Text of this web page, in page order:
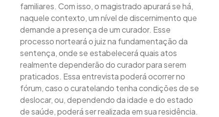
familiares. Com isso, o magistrado apurará se há,
naquele contexto, um nível de discernimento que
demande a presença de um curador. Esse
processo norteará o juiz na fundamentação da
sentença, onde se estabelecerá quais atos
realmente dependerão do curador para serem
praticados. Essa entrevista poderá ocorrer no
fórum, caso o curatelando tenha condições de se
deslocar, ou, dependendo da idade e do estado
de saúde, poderá ser realizada em sua residência.